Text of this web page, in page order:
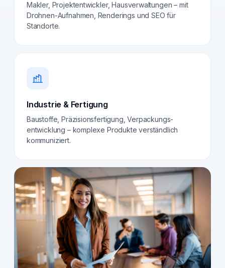
Makler, Projektentwickler, Hausverwaltungen – mit
Drohnen-Aufnahmen, Renderings und SEO für
Standorte.
Industrie & Fertigung
Baustoffe, Präzisionsfertigung, Verpackungs­
entwicklung – komplexe Produkte verständlich
kommuniziert.